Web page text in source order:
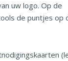
uw logo. Op de
de puntjes op